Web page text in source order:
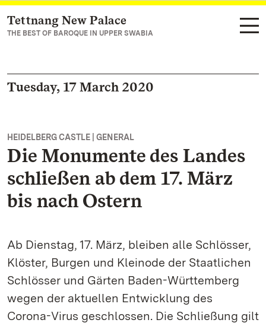
Navigate to main page
Tettnang New Palace
THE BEST OF BAROQUE IN UPPER SWABIA
Tuesday, 17 March 2020
HEIDELBERG CASTLE | GENERAL
Die Monumente des Landes
schließen ab dem 17. März
bis nach Ostern
Ab Dienstag, 17. März, bleiben alle Schlösser,
Klöster, Burgen und Kleinode der Staatlichen
Schlösser und Gärten Baden-Württemberg
wegen der aktuellen Entwicklung des
Corona-Virus geschlossen. Die Schließung gilt